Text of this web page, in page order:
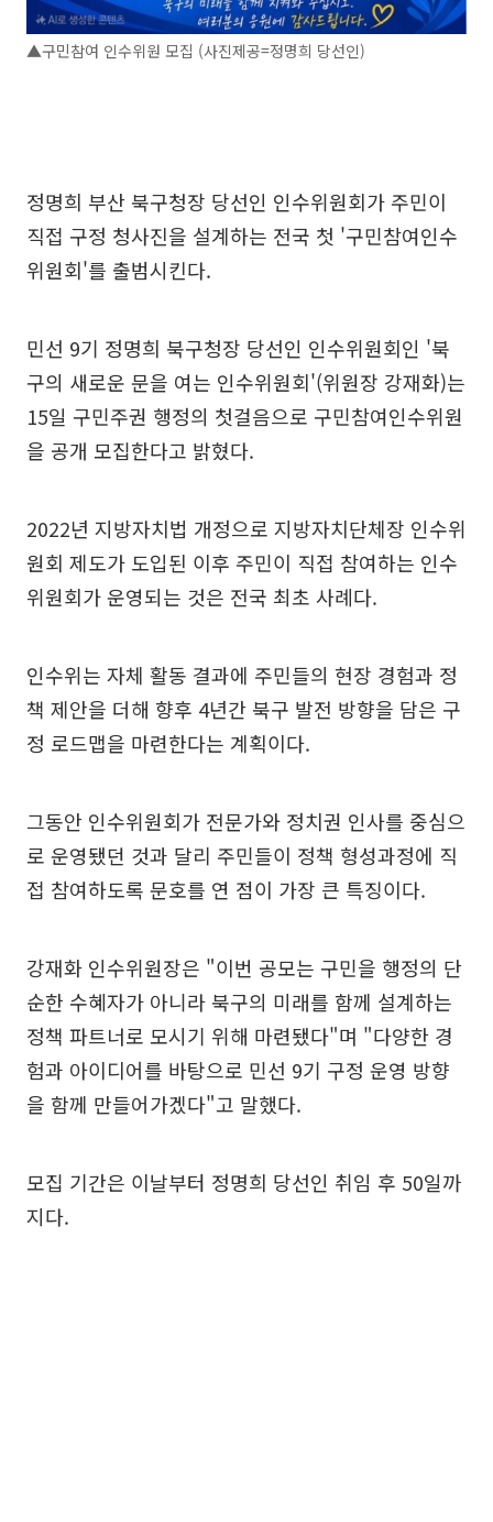
▲구민참여 인수위원 모집 (사진제공=정명희 당선인)
정명희 부산 북구청장 당선인 인수위원회가 주민이
직접 구정 청사진을 설계하는 전국 첫 '구민참여인수
위원회'를 출범시킨다.
민선 9기 정명희 북구청장 당선인 인수위원회인 '북
구의 새로운 문을 여는 인수위원회'(위원장 강재화)는
15일 구민주권 행정의 첫걸음으로 구민참여인수위원
을 공개 모집한다고 밝혔다.
2022년 지방자치법 개정으로 지방자치단체장 인수위
원회 제도가 도입된 이후 주민이 직접 참여하는 인수
위원회가 운영되는 것은 전국 최초 사례다.
인수위는 자체 활동 결과에 주민들의 현장 경험과 정
책 제안을 더해 향후 4년간 북구 발전 방향을 담은 구
정 로드맵을 마련한다는 계획이다.
그동안 인수위원회가 전문가와 정치권 인사를 중심으
로 운영됐던 것과 달리 주민들이 정책 형성과정에 직
접 참여하도록 문호를 연 점이 가장 큰 특징이다.
강재화 인수위원장은 "이번 공모는 구민을 행정의 단
순한 수혜자가 아니라 북구의 미래를 함께 설계하는
정책 파트너로 모시기 위해 마련됐다"며 "다양한 경
험과 아이디어를 바탕으로 민선 9기 구정 운영 방향
을 함께 만들어가겠다"고 말했다.
모집 기간은 이날부터 정명희 당선인 취임 후 50일까
지다.